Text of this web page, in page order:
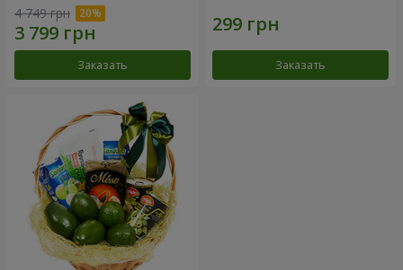
4 749 грн
Заказать Заказать